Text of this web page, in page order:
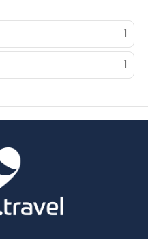
servita gratuitamente
10:00.
aperta 24 ore su 24,
di sicurezza presso la
è disponibile in loco.
1
1